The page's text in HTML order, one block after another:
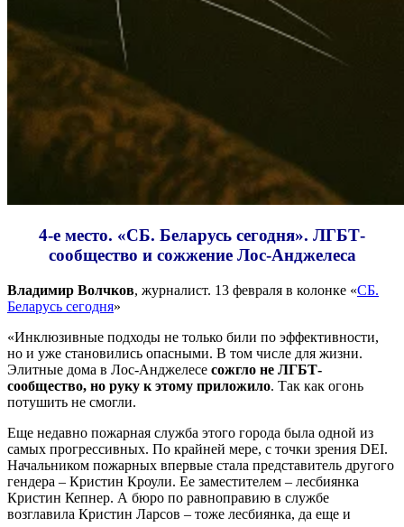
4-е место. «СБ. Беларусь сегодня». ЛГБТ-
сообщество и сожжение Лос-Анджелеса
Владимир Волчков, журналист. 13 февраля в колонке «СБ.
Беларусь сегодня»
«Инклюзивные подходы не только били по эффективности,
но и уже становились опасными. В том числе для жизни.
Элитные дома в Лос-Анджелесе сожгло не ЛГБТ-
сообщество, но руку к этому приложило. Так как огонь
потушить не смогли.
Еще недавно пожарная служба этого города была одной из
самых прогрессивных. По крайней мере, с точки зрения DEI.
Начальником пожарных впервые стала представитель другого
гендера – Кристин Кроули. Ее заместителем – лесбиянка
Кристин Кепнер. А бюро по равноправию в службе
возглавила Кристин Ларсов – тоже лесбиянка, да еще и